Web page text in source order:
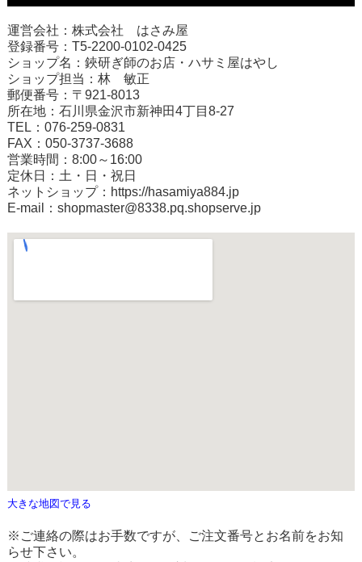
運営会社：株式会社 はさみ屋
登録番号：T5-2200-0102-0425
ショップ名：鋏研ぎ師のお店・ハサミ屋はやし
ショップ担当：林 敏正
郵便番号：〒921-8013
所在地：石川県金沢市新神田4丁目8-27
TEL：076-259-0831
FAX：050-3737-3688
営業時間：8:00～16:00
定休日：土・日・祝日
ネットショップ： https://hasamiya884.jp
E-mail：shopmaster@8338.pq.shopserve.jp
大きな地図で見る
※ご連絡の際はお手数ですが、ご注文番号とお名前をお知
らせ下さい。